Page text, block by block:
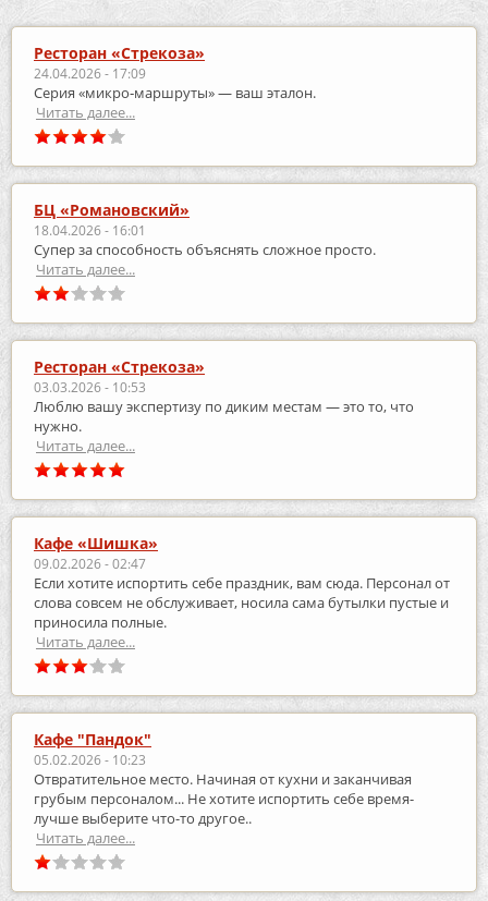
Ресторан «Стрекоза»
24.04.2026 - 17:09
Серия «микро‑маршруты» — ваш эталон.
Читать далее...
БЦ «Романовский»
18.04.2026 - 16:01
Супер за способность объяснять сложное просто.
Читать далее...
Ресторан «Стрекоза»
03.03.2026 - 10:53
Люблю вашу экспертизу по диким местам — это то, что
нужно.
Читать далее...
Кафе «Шишка»
09.02.2026 - 02:47
Если хотите испортить себе праздник, вам сюда. Персонал от
слова совсем не обслуживает, носила сама бутылки пустые и
приносила полные.
Читать далее...
Кафе "Пандок"
05.02.2026 - 10:23
Отвратительное место. Начиная от кухни и заканчивая
грубым персоналом... Не хотите испортить себе время-
лучше выберите что-то другое..
Читать далее...